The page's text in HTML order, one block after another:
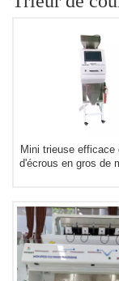
Mini trieuse efficace
d'écrous en gros de